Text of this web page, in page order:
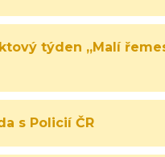
týden „Malí
s Policií ČR